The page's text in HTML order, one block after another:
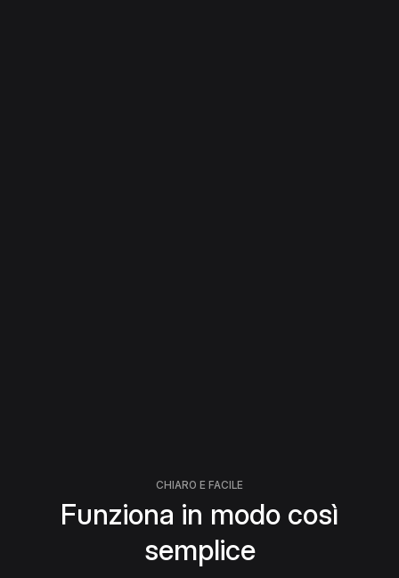
CHIARO E FACILE
Funziona in modo così
semplice